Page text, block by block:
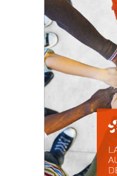
FEUILLETER